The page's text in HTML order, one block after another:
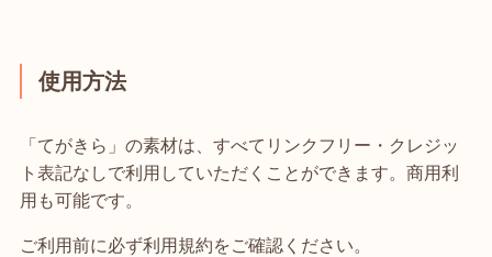
使用方法
「てがきら」の素材は、すべてリンクフリー・クレジッ
ト表記なしで利用していただくことができます。商用利
用も可能です。
ご利用前に必ず利用規約をご確認ください。